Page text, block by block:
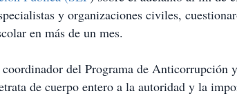
y organizaciones civiles,
en más de un mes.
del Programa de Anticorrupción
de cuerpo entero a la autoridad y la